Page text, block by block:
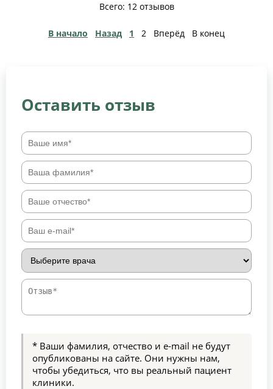
Всего: 12 отзывов
В начало Назад 1 2 Вперёд В конец
Оставить отзыв
* Ваши фамилия, отчество и e-mail не будут
опубликованы на сайте. Они нужны нам,
чтобы убедиться, что вы реальный пациент
клиники.